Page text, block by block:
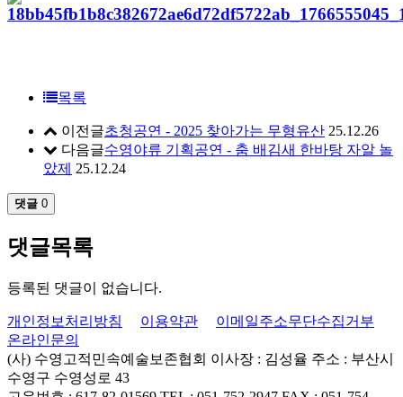
목록
이전글초청공연 - 2025 찾아가는 무형유산 25.12.26
다음글수영야류 기획공연 - 춤 배김새 한바탕 자알 놀
았제 25.12.24
댓글 0
댓글목록
등록된 댓글이 없습니다.
개인정보처리방침 이용약관
이메일주소무단수집거부
온라인문의
(사) 수영고적민속예술보존협회 이사장 : 김성율 주소 : 부산시
수영구 수영성로 43